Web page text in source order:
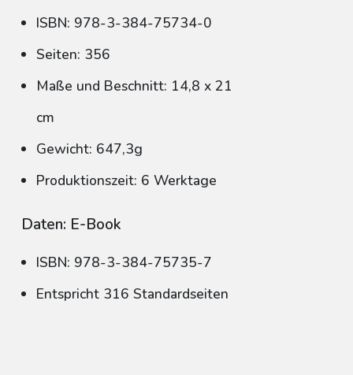
ISBN: 978-3-384-75734-0
Seiten: 356
Maße und Beschnitt: 14,8 x 21
cm
Gewicht: 647,3g
Produktionszeit: 6 Werktage
Daten: E-Book
ISBN: 978-3-384-75735-7
Entspricht 316 Standardseiten